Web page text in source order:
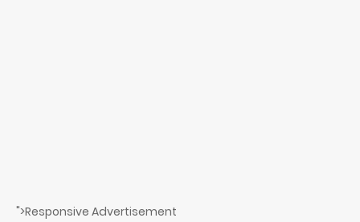
">Responsive Advertisement